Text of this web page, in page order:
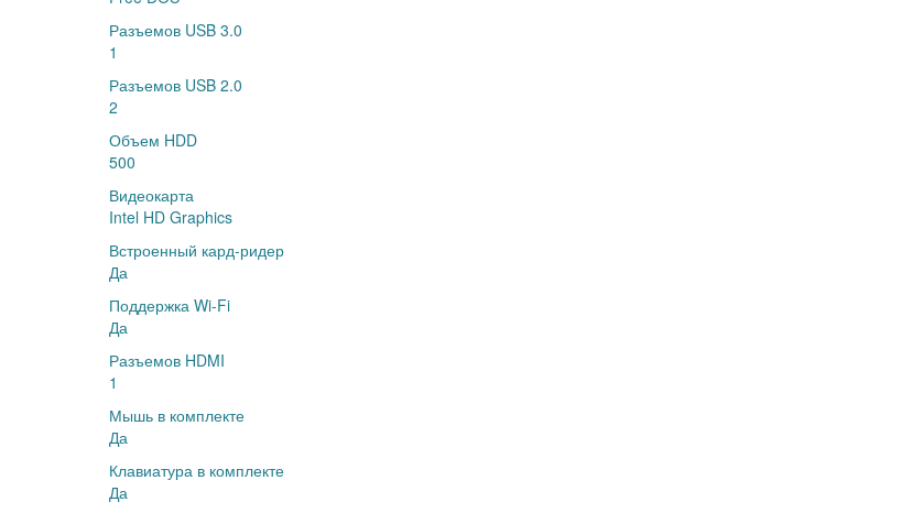
Разъемов USB 3.0
1
Разъемов USB 2.0
2
Объем HDD
500
Видеокарта
Intel HD Graphics
Встроенный кард-ридер
Да
Поддержка Wi-Fi
Да
Разъемов HDMI
1
Мышь в комплекте
Да
Клавиатура в комплекте
Да